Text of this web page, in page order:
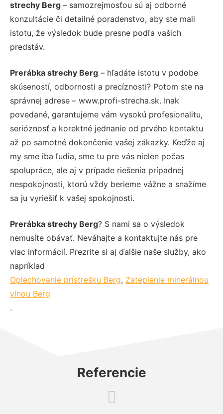
strechy Berg – samozrejmosťou sú aj odborné
konzultácie či detailné poradenstvo, aby ste mali
istotu, že výsledok bude presne podľa vašich
predstáv.
Prerábka strechy Berg – hľadáte istotu v podobe
skúseností, odbornosti a precíznosti? Potom ste na
správnej adrese – www.profi-strecha.sk. Inak
povedané, garantujeme vám vysokú profesionalitu,
serióznosť a korektné jednanie od prvého kontaktu
až po samotné dokončenie vašej zákazky. Keďže aj
my sme iba ľudia, sme tu pre vás nielen počas
spolupráce, ale aj v prípade riešenia prípadnej
nespokojnosti, ktorú vždy berieme vážne a snažíme
sa ju vyriešiť k vašej spokojnosti.
Prerábka strechy Berg? S nami sa o výsledok
nemusíte obávať. Neváhajte a kontaktujte nás pre
viac informácií. Prezrite si aj ďalšie naše služby, ako
napríklad
Oplechovanie prístrešku Berg, Zateplenie minerálnou
vlnou Berg
.
Referencie